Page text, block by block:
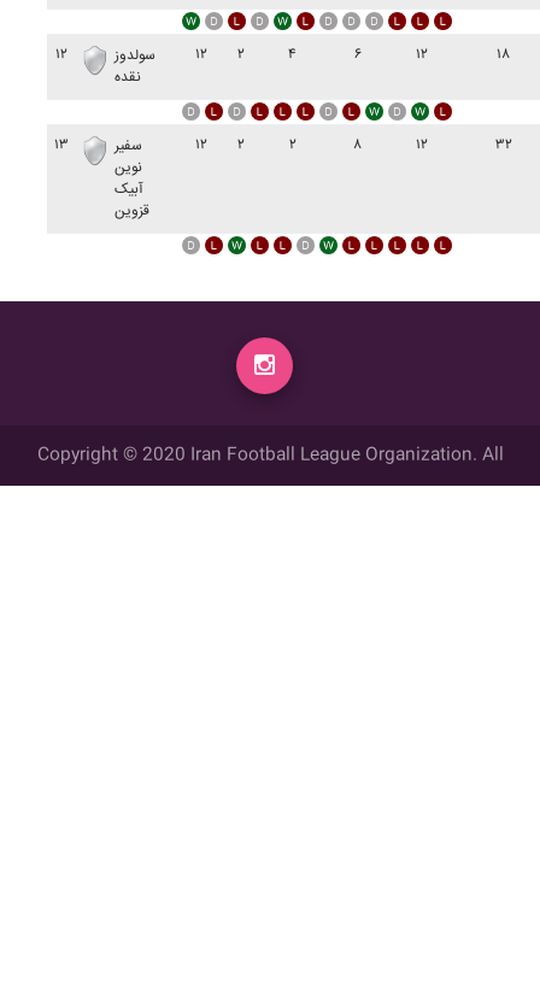
۱۲
سولدوز
نقده
۱۲ ۲ ۴ ۶ ۱۲ ۱۸
۱۳
سفير
نوين
آبيک
قزوين
۱۲ ۲ ۲ ۸ ۱۲ ۳۲
Copyright © 2020 Iran Football League Organization. All